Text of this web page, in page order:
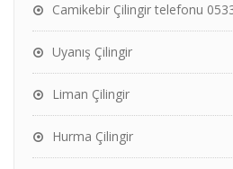
Camikebir Çilingir telefonu
Uyanış Çilingir
Liman Çilingir
Hurma Çilingir